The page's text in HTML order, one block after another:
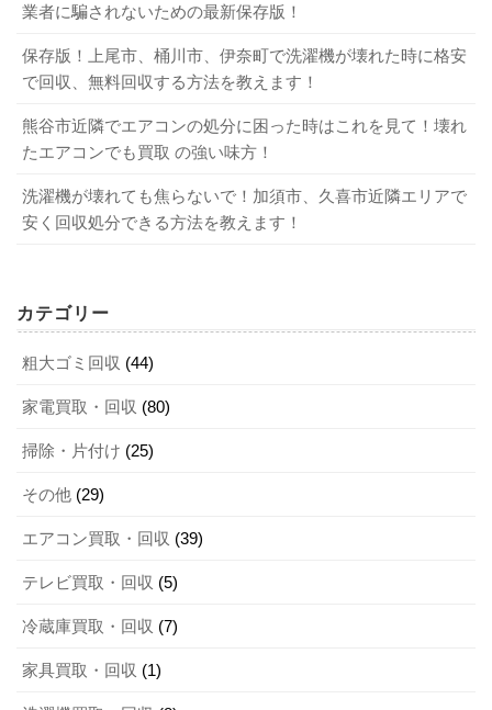
業者に騙されないための最新保存版！
保存版！上尾市、桶川市、伊奈町で洗濯機が壊れた時に格安
で回収、無料回収する方法を教えます！
熊谷市近隣でエアコンの処分に困った時はこれを見て！壊れ
たエアコンでも買取 の強い味方！
洗濯機が壊れても焦らないで！加須市、久喜市近隣エリアで
安く回収処分できる方法を教えます！
カテゴリー
粗大ゴミ回収 (44)
家電買取・回収 (80)
掃除・片付け (25)
その他 (29)
エアコン買取・回収 (39)
テレビ買取・回収 (5)
冷蔵庫買取・回収 (7)
家具買取・回収 (1)